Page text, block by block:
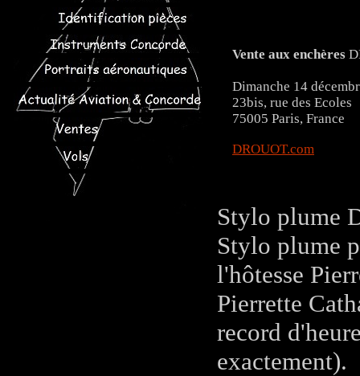
Vente aux enchères
Dimanche 14
23bis, rue des Ecoles
75005 Paris, France
DROUOT.com
Stylo plume
Stylo plume
l'hôtesse
Pierrette
record
exactement).